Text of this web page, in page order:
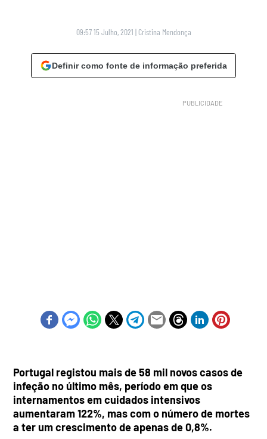
09:57 15 Julho, 2021 | Cristina Mendonça
Definir como fonte de informação preferida
Portugal registou mais de 58 mil novos casos de
infeção no último mês, período em que os
internamentos em cuidados intensivos
aumentaram 122%, mas com o número de mortes
a ter um crescimento de apenas de 0,8%.